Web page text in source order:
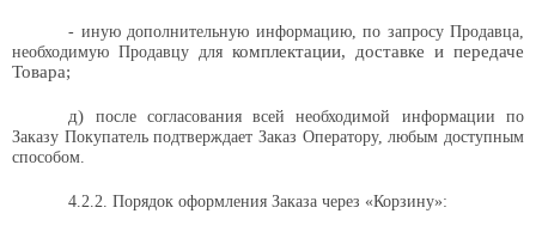
- иную дополнительную информацию, по запросу Продавца,
необходимую Продавцу для комплектации, доставке и передаче
Товара;
д) после согласования всей необходимой информации по
Заказу Покупатель подтверждает Заказ Оператору, любым доступным
способом.
4.2.2. Порядок оформления Заказа через «Корзину»: